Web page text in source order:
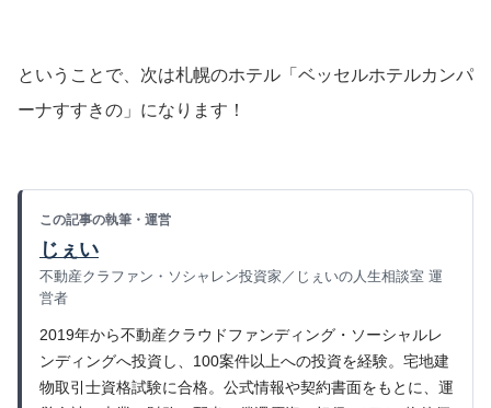
ということで、次は札幌のホテル「ベッセルホテルカンパ
ーナすすきの」になります！
この記事の執筆・運営
じぇい
不動産クラファン・ソシャレン投資家／じぇいの人生相談室 運
営者
2019年から不動産クラウドファンディング・ソーシャルレ
ンディングへ投資し、100案件以上への投資を経験。宅地建
物取引士資格試験に合格。公式情報や契約書面をもとに、運